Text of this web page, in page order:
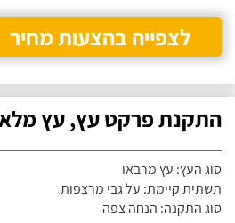
לצפייה בהצעות מחיר
התקנת פרקט עץ, עץ מלא
סוג העץ: עץ מרבאו
תשתית קיימת: על גבי מרצפות
סוג התקנה: הנחה צפה